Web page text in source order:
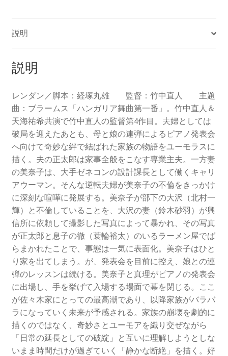
説明
説明
レンダン／脚本：経塚丸雄 監督：竹中直人 主題
曲：ブラームス「ハンガリア舞曲第一番」。竹中直人＆
天海祐希共演で竹中直人の監督第4作目。夫婦としては
破局を迎えたあとも、母と娘の連弾によるピアノ発表会
へ向けて奇妙な絆で結ばれた家族の物語をユーモラスに
描く。夫の正太郎は家事全般をこなす専業主夫。一方妻
の美奈子は、大手ゼネコンの設計課長として働くキャリ
アウーマン。そんな逆転夫婦が美奈子の不倫をきっかけ
に深刻な喧嘩に発展する。美奈子が部下の大沢（北村一
輝）と不倫していることを、大沢の妻（鈴木砂羽）が興
信所に依頼して撮影した写真によって暴かれ、その写真
が正太郎と息子の徹（蓑輪裕太）のいるラーメン屋でば
らまかれたことで、事態は一気に表面化。美奈子はひと
り家を出てしまう。が、発表会を目前に控え、娘との連
弾のレッスンは続ける。美奈子と真理がピアノの発表会
に出場し、手を挙げて入場する場面で幕を閉じる。ここ
が佐々木家にとっての最高潮であり、以降家族がバラバ
ラになっていく未来が予感される。家族の崩壊を劇的に
描くのではなく、奇妙さとユーモアを織り交ぜながら
「日常の延長としての破綻」と互いに理解しようとしな
いまま時間だけが過ぎていく「静かな断絶」を描く。好